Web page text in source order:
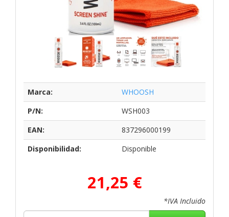
Marca:
WHOOSH
P/N:
WSH003
EAN:
837296000199
Disponibilidad:
Disponible
21,25 €
*IVA Incluido